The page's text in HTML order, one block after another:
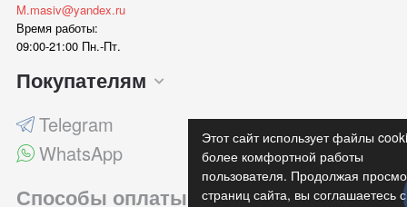
Этот сайт использует файлы
более комфортной работы
пользователя. Продолжая
страниц сайта, вы соглашаетесь с
M.masiv@yandex.ru
Время работы:
09:00-21:00 Пн.-Пт.
Покупателям
Telegram
WhatsApp
Способы оплаты